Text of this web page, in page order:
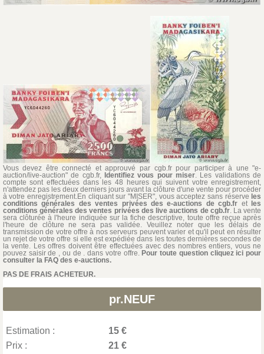
Vous devez être connecté et approuvé par cgb.fr pour participer à une "e-
auction/live-auction" de cgb.fr, Identifiez vous pour miser. Les validations de
compte sont effectuées dans les 48 heures qui suivent votre enregistrement,
n'attendez pas les deux derniers jours avant la clôture d'une vente pour procéder
à votre enregistrement.En cliquant sur "MISER", vous acceptez sans réserve les
conditions générales des ventes privées des e-auctions de cgb.fr et les
conditions générales des ventes privées des live auctions de cgb.fr. La vente
sera clôturée à l'heure indiquée sur la fiche descriptive, toute offre reçue après
l'heure de clôture ne sera pas validée. Veuillez noter que les délais de
transmission de votre offre à nos serveurs peuvent varier et qu'il peut en résulter
un rejet de votre offre si elle est expédiée dans les toutes dernières secondes de
la vente. Les offres doivent être effectuées avec des nombres entiers, vous ne
pouvez saisir de , ou de . dans votre offre. Pour toute question cliquez ici pour
consulter la FAQ des e-auctions.
PAS DE FRAIS ACHETEUR.
pr.NEUF
Estimation :
15 €
Prix :
21 €